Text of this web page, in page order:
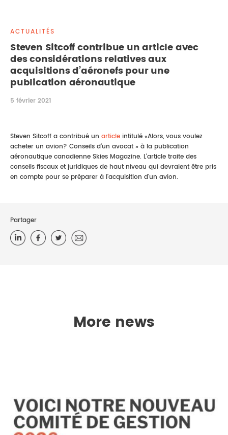
PROPRIÉTÉ INTELLECTUELLE
DROIT DE LA FAMILLE
ACTUALITÉS
Steven Sitcoff contribue un article avec
des considérations relatives aux
acquisitions d’aéronefs pour une
publication aéronautique
5 février 2021
Steven Sitcoff a contribué un article intitulé «Alors, vous voulez
acheter un avion? Conseils d'un avocat » à la publication
aéronautique canadienne Skies Magazine. L'article traite des
conseils fiscaux et juridiques de haut niveau qui devraient être pris
en compte pour se préparer à l'acquisition d'un avion.
Partager
More news